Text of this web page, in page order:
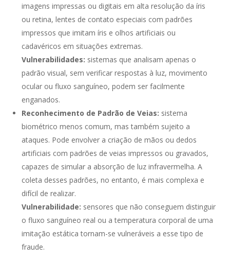
imagens impressas ou digitais em alta resolução da íris
ou retina, lentes de contato especiais com padrões
impressos que imitam íris e olhos artificiais ou
cadavéricos em situações extremas.
Vulnerabilidades: sistemas que analisam apenas o
padrão visual, sem verificar respostas à luz, movimento
ocular ou fluxo sanguíneo, podem ser facilmente
enganados.
Reconhecimento de Padrão de Veias: sistema
biométrico menos comum, mas também sujeito a
ataques. Pode envolver a criação de mãos ou dedos
artificiais com padrões de veias impressos ou gravados,
capazes de simular a absorção de luz infravermelha. A
coleta desses padrões, no entanto, é mais complexa e
difícil de realizar.
Vulnerabilidade: sensores que não conseguem distinguir
o fluxo sanguíneo real ou a temperatura corporal de uma
imitação estática tornam-se vulneráveis a esse tipo de
fraude.